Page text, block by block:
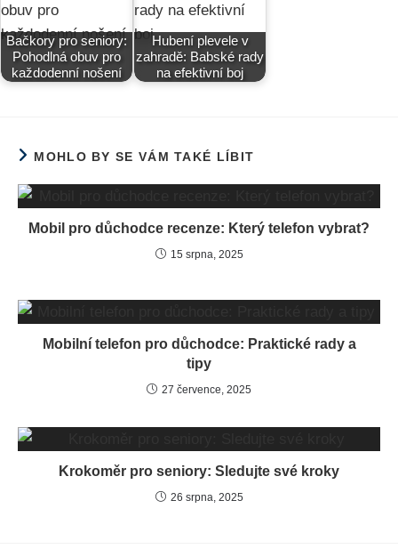
Bačkory pro seniory:
Pohodlná obuv pro
každodenní nošení
Hubení plevele v
zahradě: Babské rady
na efektivní boj
MOHLO BY SE VÁM TAKÉ LÍBIT
Mobil pro důchodce recenze: Který telefon vybrat?
15 srpna, 2025
Mobilní telefon pro důchodce: Praktické rady a
tipy
27 července, 2025
Krokoměr pro seniory: Sledujte své kroky
26 srpna, 2025